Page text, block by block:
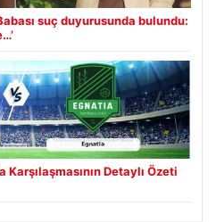
suç duyurusunda bulundu:
Detaylı Özeti